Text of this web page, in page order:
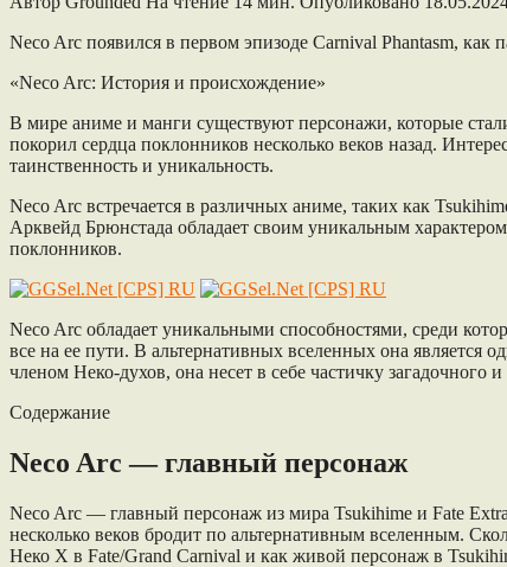
Neco Arc появился в первом эпизоде Carnival Phantasm,
«Neco Arc: История и происхождение»
В мире аниме и манги существуют персонажи, которые
покорил сердца поклонников несколько веков назад.
таинственность и уникальность.
Neco Arc встречается в различных аниме, таких как
Арквейд Брюнстада обладает своим уникальным
поклонников.
Neco Arc обладает уникальными способностями, среди
все на ее пути. В альтернативных вселенных она
членом Неко-духов, она несет в себе частичку
Содержание
Neco Arc — главный персонаж
Neco Arc — главный персонаж из мира Tsukihime и Fate
несколько веков бродит по альтернативным вселенным.
Неко X в Fate/Grand Carnival и как живой персонаж в